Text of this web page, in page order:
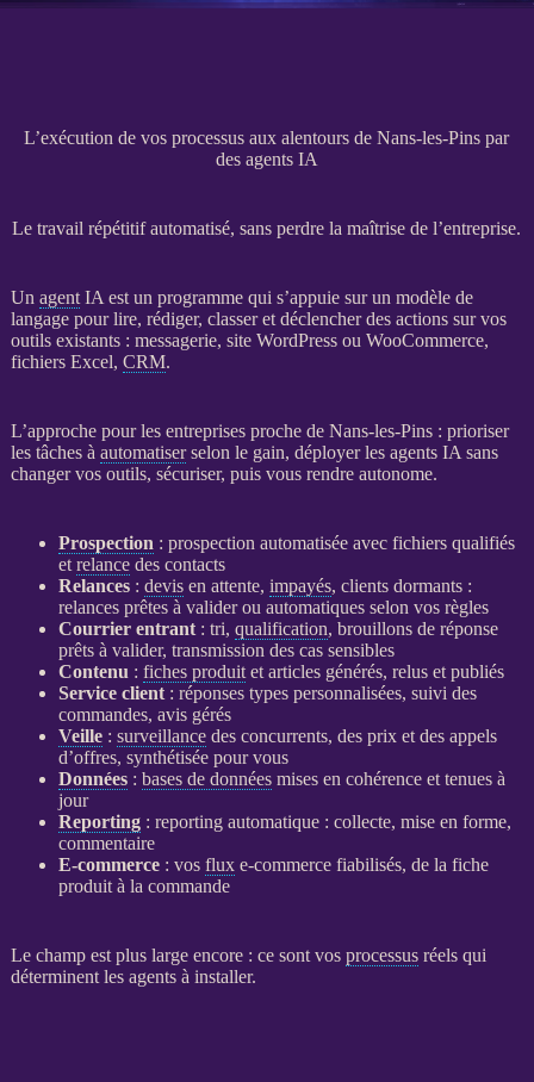
L’exécution de vos processus aux alentours de Nans-les-Pins par
des agents IA
Le travail répétitif automatisé, sans perdre la maîtrise de l’entreprise.
Un agent IA est un programme qui s’appuie sur un modèle de
langage pour lire, rédiger, classer et déclencher des actions sur vos
outils existants : messagerie, site WordPressou WooCommerce,
fichiers Excel, CRM.
L’approche pour les entreprises proche de Nans-les-Pins : prioriser
les tâches à automatiserselon le gain, déployer les agents IA sans
changer vos outils, sécuriser, puis vous rendre autonome.
Prospection : prospection automatiséeavec fichiers qualifiés
et relancedes contacts
Relances: devisen attente, impayés, clients dormants :
relancesprêtes à valider ou automatiques selon vos règles
Courrier entrant: tri, qualification, brouillons de réponse
prêts à valider, transmission des cas sensibles
Contenu : fiches produitet articles générés, relus et publiés
Service client: réponses types personnalisées, suivi des
commandes, avis gérés
Veille: surveillancedes concurrents, des prix et des appels
d’offres, synthétisée pour vous
Données: bases de donnéesmises en cohérence et tenues à
jour
Reporting: reportingautomatique : collecte, mise en forme,
commentaire
E-commerce: vos flux e-commercefiabilisés, de la fiche
produità la commande
Le champ est plus large encore : ce sont vos processusréels qui
déterminent les agentsà installer.